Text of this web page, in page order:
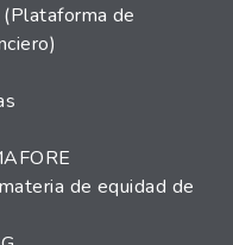
de
de equidad de